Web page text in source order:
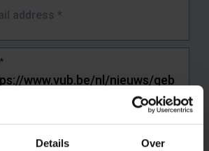
Details Over
address *
*
of the page where you encountered the error.